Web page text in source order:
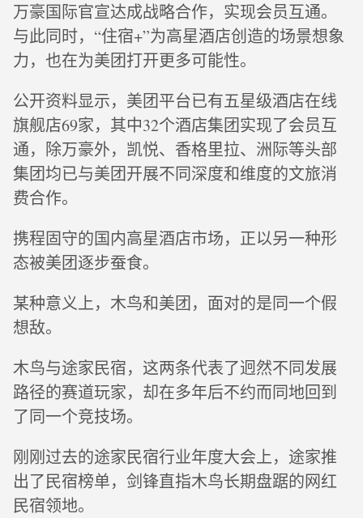
万豪国际官宣达成战略合作，实现会员互通。
与此同时，“住宿+”为高星酒店创造的场景想象
力，也在为美团打开更多可能性。
公开资料显示，美团平台已有五星级酒店在线
旗舰店69家，其中32个酒店集团实现了会员互
通，除万豪外，凯悦、香格里拉、洲际等头部
集团均已与美团开展不同深度和维度的文旅消
费合作。
携程固守的国内高星酒店市场，正以另一种形
态被美团逐步蚕食。
某种意义上，木鸟和美团，面对的是同一个假
想敌。
木鸟与途家民宿，这两条代表了迥然不同发展
路径的赛道玩家，却在多年后不约而同地回到
了同一个竞技场。
刚刚过去的途家民宿行业年度大会上，途家推
出了民宿榜单，剑锋直指木鸟长期盘踞的网红
民宿领地。